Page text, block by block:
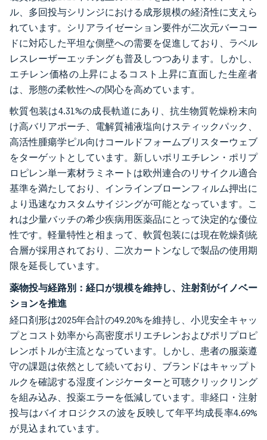
ル、多回投与シリンジにおける成形規模の経済性に支えら
れています。シリアライゼーション要件が二次元バーコー
ドに対応した平坦な側壁への需要を促進しており、ラベル
レスレーザーエッチングも普及しつつあります。しかし、
エチレン価格の上昇によるコスト上昇に直面した生産者
は、形態の柔軟性への関心を高めています。
軟質包装は4.31%の成長軌道にあり、抗生物質乾燥粉末向
け高バリアポーチ、電解質補液塩向けスティックパック、
高活性腫瘍学ピル向けコールドフォームブリスターウェブ
をターゲットとしています。新しいポリエチレン・ポリプ
ロピレン単一素材ラミネートは欧州連合のリサイクル適合
基準を満たしており、インラインブローンフィルム押出に
より迅速なカスタムサイジングが可能となっています。こ
れは少量バッチの希少疾病用医薬品にとって決定的な優位
性です。軽量特性と相まって、軟質包装には現在乾燥剤統
合層が採用されており、二次カートンなしで製品の使用期
限を延長しています。
薬物投与経路別：経口が規模を維持し、注射剤がイノベー
ションを推進
経口剤形は2025年合計の49.20%を維持し、小児安全キャッ
プとコスト効率から高密度ポリエチレンおよびポリプロピ
レンボトルが主流となっています。しかし、患者の服薬遵
守の課題は依然として続いており、ブランドはキャップト
ルクを確認する湿度インジケーターと可聴クリックリング
を組み込み、投薬エラーを低減しています。非経口・注射
投与はバイオロジクスの波を反映して年平均成長率4.69%
が見込まれています。